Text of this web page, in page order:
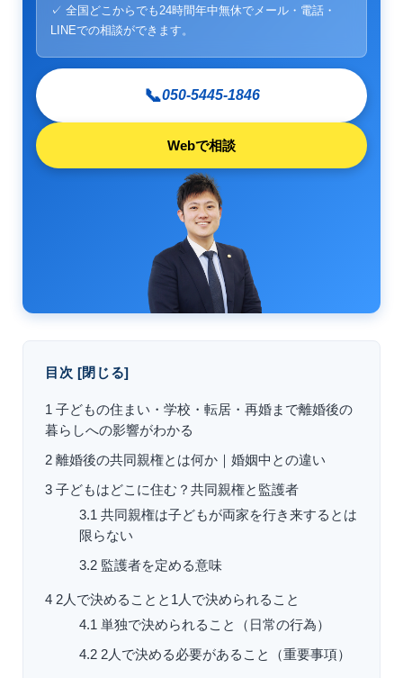
✓ 全国どこからでも24時間年中無休でメール・電話・
LINEでの相談ができます。
📞050-5445-1846
Webで相談
目次 [閉じる]
1 子どもの住まい・学校・転居・再婚まで離婚後の
暮らしへの影響がわかる
2 離婚後の共同親権とは何か｜婚姻中との違い
3 子どもはどこに住む？共同親権と監護者
3.1 共同親権は子どもが両家を行き来するとは
限らない
3.2 監護者を定める意味
4 2人で決めることと1人で決められること
4.1 単独で決められること（日常の行為）
4.2 2人で決める必要があること（重要事項）